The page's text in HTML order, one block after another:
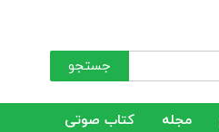
جستجو
مجله کتاب صوتی